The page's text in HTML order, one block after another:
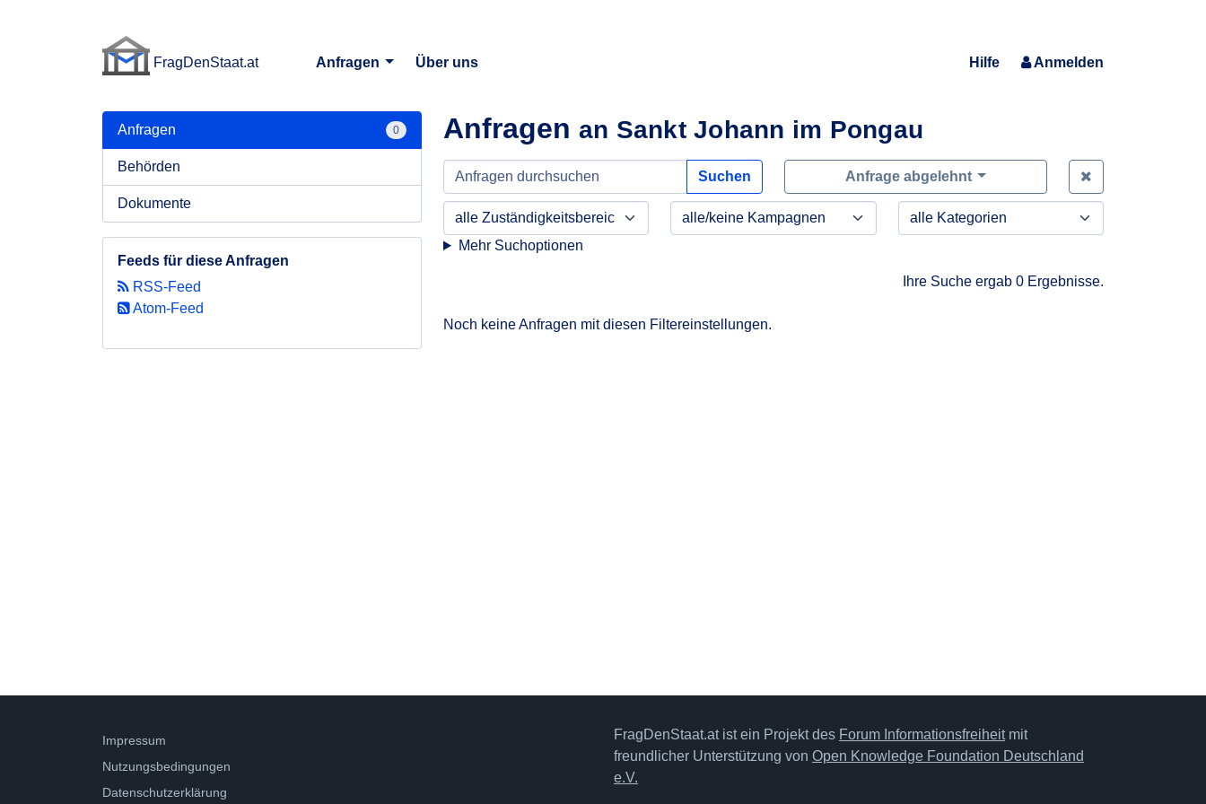
FragDenStaat.at
Anfragen
Über uns Hilfe Anmelden
Anfragen an Sankt Johann im Pongau
Suchen Anfrage abgelehnt
Mehr Suchoptionen
Ihre Suche ergab 0 Ergebnisse.
Noch keine Anfragen mit diesen Filtereinstellungen.
Anfragen 0
Behörden
Dokumente
Feeds für diese Anfragen
RSS-Feed
Atom-Feed
Impressum
Nutzungsbedingungen
Datenschutzerklärung
FragDenStaat.at ist ein Projekt des Forum Informationsfreiheitmit
freundlicher Unterstützung von Open Knowledge Foundation Deutschland
e.V.